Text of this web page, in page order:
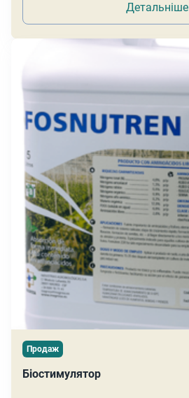
Детальніше
Продаж
Біостимулятор